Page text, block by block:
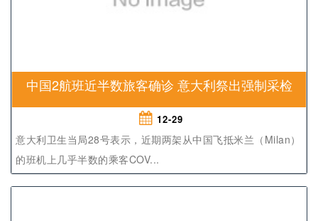
中国2航班近半数旅客确诊 意大利祭出强制采检
12-29
意大利卫生当局28号表示，近期两架从中国飞抵米兰（Milan）
的班机上几乎半数的乘客COV...